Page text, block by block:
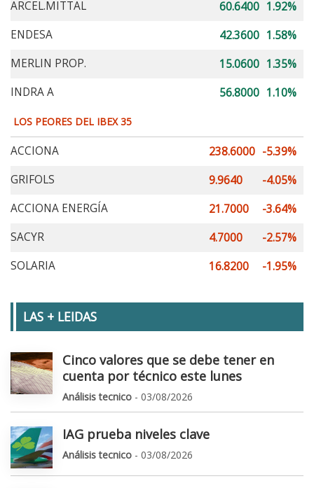
ARCEL.MITTAL
60.6400 1.92%
ENDESA
42.3600 1.58%
MERLIN PROP.
15.0600 1.35%
INDRA A
56.8000 1.10%
LOS PEORES DEL IBEX 35
ACCIONA 238.6000 -5.39%
GRIFOLS
9.9640
-4.05%
ACCIONA ENERGÍA
21.7000
-3.64%
SACYR
4.7000
-2.57%
SOLARIA
16.8200 -1.95%
LAS + LEIDAS
Cinco valores que se debe tener en
cuenta por técnico este lunes
Análisis tecnico - 03/08/2026
IAG prueba niveles clave
Análisis tecnico - 03/08/2026